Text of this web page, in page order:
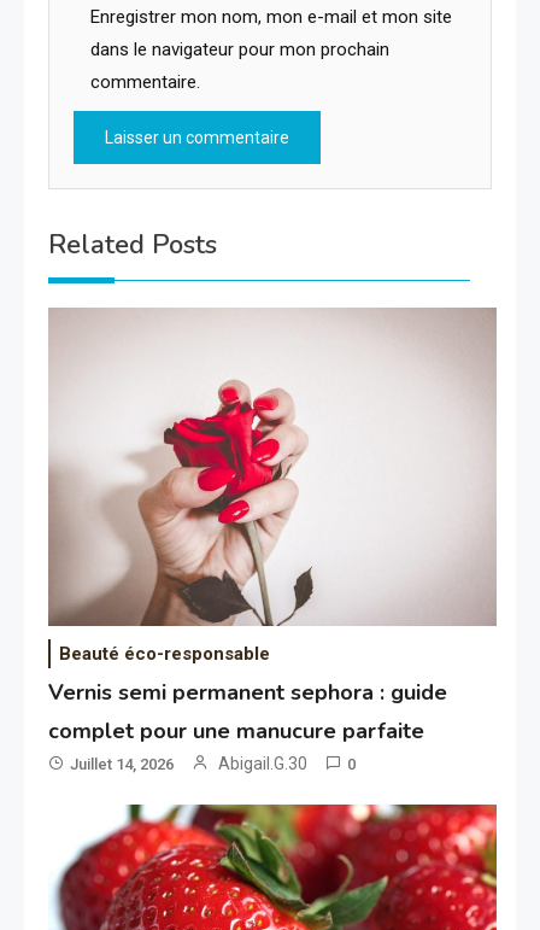
Enregistrer mon nom, mon e-mail et mon site
dans le navigateur pour mon prochain
commentaire.
Related Posts
Beauté éco-responsable
Vernis semi permanent sephora : guide
complet pour une manucure parfaite
Juillet 14, 2026 Abigail.G.30 0